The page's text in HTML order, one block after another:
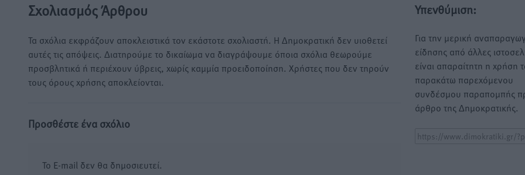
Σχολιασμός Άρθρου
Τα σχόλια εκφράζουν αποκλειστικά τον εκάστοτε σχολιαστή. Η Δημοκρατική δεν υιοθετεί
αυτές τις απόψεις. Διατηρούμε το δικαίωμα να διαγράψουμε όποια σχόλια θεωρούμε
προσβλητικά ή περιέχουν ύβρεις, χωρίς καμμία προειδοποίηση. Χρήστες που δεν τηρούν
τους όρους χρήσης αποκλείονται.
Προσθέστε ένα σχόλιο
Το E-mail δεν θα δημοσιευτεί.
Υπενθύμιση:
Για την μερική
είδησης από άλλες
είναι απαραίτητη η χρήση
παρακάτω παρεχόμενου
συνδέσμου παραπομπής
άρθρο της Δημοκρατικής.